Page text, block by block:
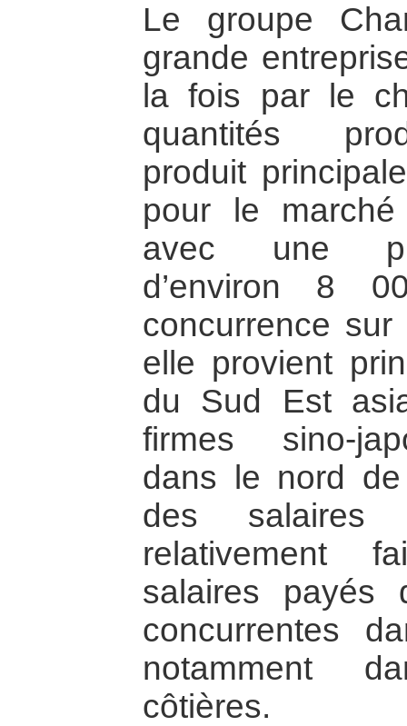
Le groupe
grande
la fois par le
quantités
produit
pour le marché
avec une
d’environ 8
concurrence
elle provient
du Sud Est
firmes sino-
dans le nord
des salaires
relativement
salaires payés
concurrentes
notamment
côtières.